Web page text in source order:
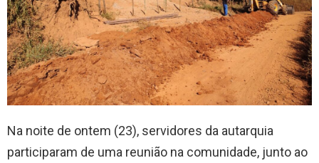
Na noite de ontem (23), servidores da autarquia
participaram de uma reunião na comunidade, junto ao